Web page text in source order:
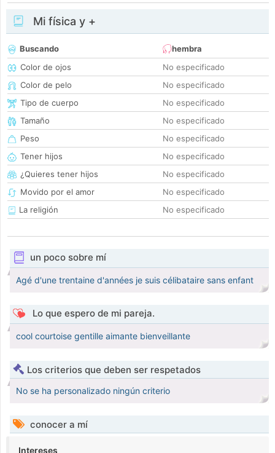
Mi física y +
Buscando
hembra
Color de ojos
No especificado
Color de pelo
No especificado
Tipo de cuerpo
No especificado
Tamaño
No especificado
Peso
No especificado
Tener hijos
No especificado
¿Quieres tener hijos
No especificado
Movido por el amor
No especificado
La religión
No especificado
un poco sobre mí
Agé d'une trentaine d'années je suis célibataire sans enfant
Lo que espero de mi pareja.
cool courtoise gentille aimante bienveillante
Los criterios que deben ser respetados
No se ha personalizado ningún criterio
conocer a mí
Intereses